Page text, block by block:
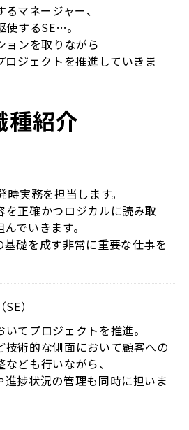
マネージャー、
使するSE…。
ョンを取りながら
ロジェクトを推進していきま
種紹介
実務を担当します。
を正確かつロジカルに読み取
でいきます。
基礎を成す非常に重要な仕事を
）
てプロジェクトを推進。
技術的な側面において顧客への
ども行いながら、
進捗状況の管理も同時に担いま